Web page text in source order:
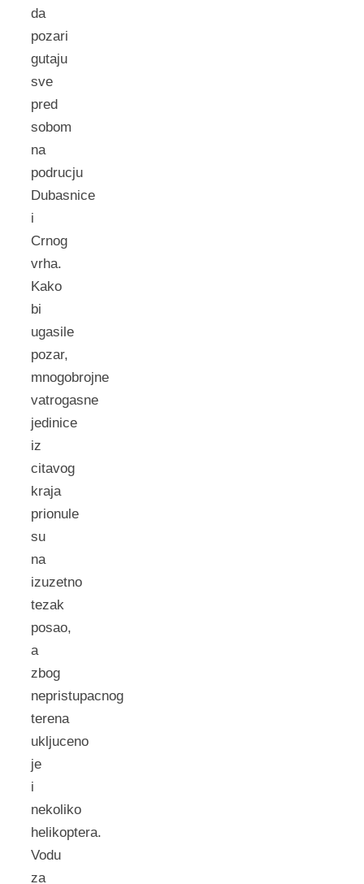
da
pozari
gutaju
sve
pred
sobom
na
podrucju
Dubasnice
i
Crnog
vrha.
Kako
bi
ugasile
pozar,
mnogobrojne
vatrogasne
jedinice
iz
citavog
kraja
prionule
su
na
izuzetno
tezak
posao,
a
zbog
nepristupacnog
terena
ukljuceno
je
i
nekoliko
helikoptera.
Vodu
za